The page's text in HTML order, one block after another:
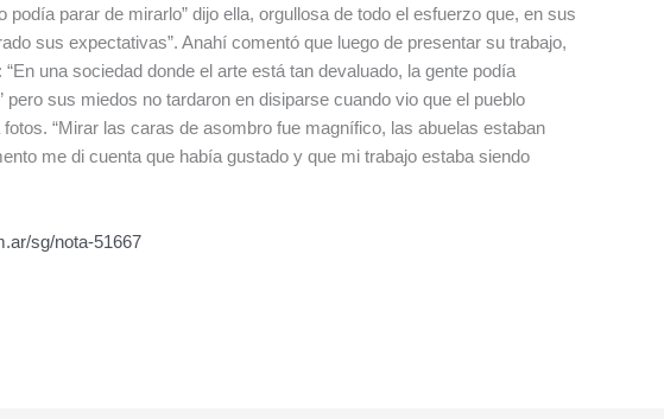
podía parar de mirarlo” dijo ella, orgullosa de todo el esfuerzo que, en sus
sus expectativas”. Anahí comentó que luego de presentar su trabajo,
una sociedad donde el arte está tan devaluado, la gente podía
pero sus miedos no tardaron en disiparse cuando vio que el pueblo
“Mirar las caras de asombro fue magnífico, las abuelas estaban
me di cuenta que había gustado y que mi trabajo estaba siendo
sg/nota-51667